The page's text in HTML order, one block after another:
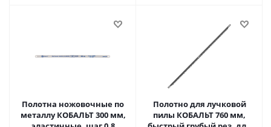
Полотна ножовочные по
металлу КОБАЛЬТ 300 мм,
Полотно для лучковой
пилы КОБАЛЬТ 760 мм,